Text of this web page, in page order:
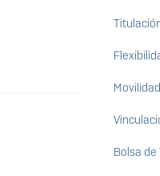
Movilidad
Bolsa de